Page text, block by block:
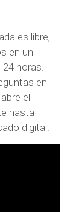
es libre,
en un
horas.
en
el
hasta
digital.